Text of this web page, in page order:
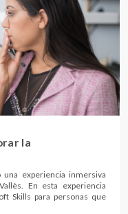
la
experiencia inmersiva
En esta experiencia
Skills para personas que